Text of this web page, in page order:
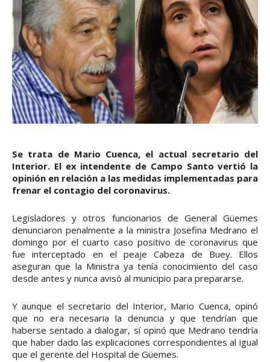
Se trata de Mario Cuenca, el actual secretario del
Interior. El ex intendente de Campo Santo vertió la
opinión en relación a las medidas implementadas para
frenar el contagio del coronavirus.
Legisladores y otros funcionarios de General Güemes
denunciaron penalmente a la ministra Josefina Medrano el
domingo por el cuarto caso positivo de coronavirus que
fue interceptado en el peaje Cabeza de Buey. Ellos
aseguran que la Ministra ya tenía conocimiento del caso
desde antes y nunca avisó al municipio para prepararse.
Y aunque el secretario del Interior, Mario Cuenca, opinó
que no era necesaria la denuncia y que tendrían que
haberse sentado a dialogar, sí opinó que Medrano tendría
que haber dado las explicaciones correspondientes al igual
que el gerente del Hospital de Güemes.